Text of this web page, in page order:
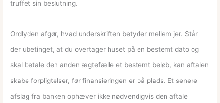
truffet sin beslutning.
Ordlyden afgør, hvad underskriften betyder mellem jer. Står
der ubetinget, at du overtager huset på en bestemt dato og
skal betale den anden ægtefælle et bestemt beløb, kan aftalen
skabe forpligtelser, før finansieringen er på plads. Et senere
afslag fra banken ophæver ikke nødvendigvis den aftale